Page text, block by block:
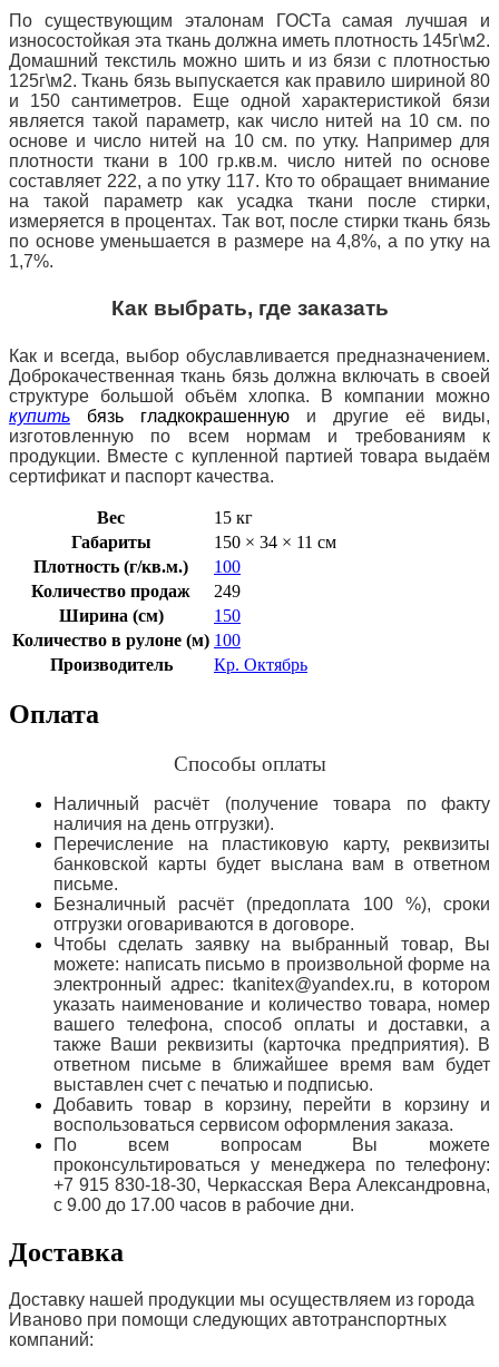
По существующим эталонам ГОСТа самая лучшая и
износостойкая эта ткань должна иметь плотность 145г\м2.
Домашний текстиль можно шить и из бязи с плотностью
125г\м2. Ткань бязь выпускается как правило шириной 80
и 150 сантиметров. Еще одной характеристикой бязи
является такой параметр, как число нитей на 10 см. по
основе и число нитей на 10 см. по утку. Например для
плотности ткани в 100 гр.кв.м. число нитей по основе
составляет 222, а по утку 117. Кто то обращает внимание
на такой параметр как усадка ткани после стирки,
измеряется в процентах. Так вот, после стирки ткань бязь
по основе уменьшается в размере на 4,8%, а по утку на
1,7%.
Как выбрать, где заказать
Как и всегда, выбор обуславливается предназначением.
Доброкачественная ткань бязь должна включать в своей
структуре большой объём хлопка. В компании можно
купить бязь гладкокрашенную и другие её виды,
изготовленную по всем нормам и требованиям к
продукции. Вместе с купленной партией товара выдаём
сертификат и паспорт качества.
Вес
15 кг
Габариты
150 × 34 × 11 см
Плотность (г/кв.м.)
100
Количество продаж
249
Ширина (см)
150
Количество в рулоне (м) 100
Производитель
Кр. Октябрь
Оплата
Способы оплаты
Наличный расчёт (получение товара по факту
наличия на день отгрузки).
Перечисление на пластиковую карту, реквизиты
банковской карты будет выслана вам в ответном
письме.
Безналичный расчёт (предоплата 100 %), сроки
отгрузки оговариваются в договоре.
Чтобы сделать заявку на выбранный товар, Вы
можете: написать письмо в произвольной форме на
электронный адрес: tkanitex@yandex.ru, в котором
указать наименование и количество товара, номер
вашего телефона, способ оплаты и доставки, а
также Ваши реквизиты (карточка предприятия). В
ответном письме в ближайшее время вам будет
выставлен счет с печатью и подписью.
Добавить товар в корзину, перейти в корзину и
воспользоваться сервисом оформления заказа.
По всем вопросам Вы можете
проконсультироваться у менеджера по телефону:
+7 915 830-18-30, Черкасская Вера Александровна,
с 9.00 до 17.00 часов в рабочие дни.
Доставка
Доставку нашей продукции мы осуществляем из города
Иваново при помощи следующих автотранспортных
компаний: